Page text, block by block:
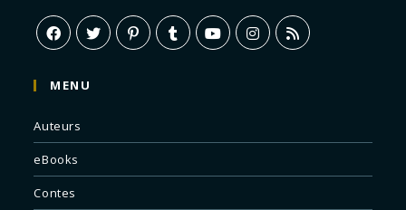
MENU
Auteurs
eBooks
Contes